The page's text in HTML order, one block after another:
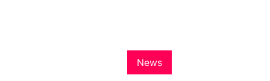
News